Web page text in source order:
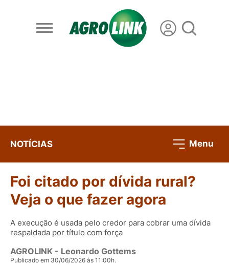
NOTÍCIAS Menu
Foi citado por dívida rural?
Veja o que fazer agora
A execução é usada pelo credor para cobrar uma dívida
respaldada por título com força
AGROLINK - Leonardo Gottems
Publicado em 30/06/2026 às 11:00h.